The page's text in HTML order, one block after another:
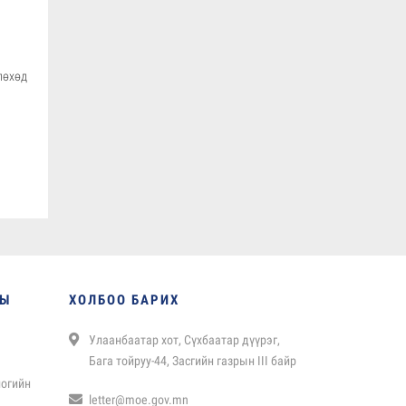
ХОЛБОО БАРИХ
Улаанбаатар хот, Сүхбаатар дүүрэг,
Бага тойруу-44, Засгийн газрын III байр
letter@moe.gov.mn